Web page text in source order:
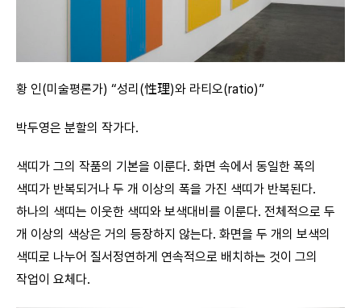
황 인(미술평론가) “성리(性理)와 라티오(ratio)”
박두영은 분할의 작가다.
색띠가 그의 작품의 기본을 이룬다. 화면 속에서 동일한 폭의
색띠가 반복되거나 두 개 이상의 폭을 가진 색띠가 반복된다.
하나의 색띠는 이웃한 색띠와 보색대비를 이룬다. 전체적으로 두
개 이상의 색상은 거의 등장하지 않는다. 화면을 두 개의 보색의
색띠로 나누어 질서정연하게 연속적으로 배치하는 것이 그의
작업이 요체다.